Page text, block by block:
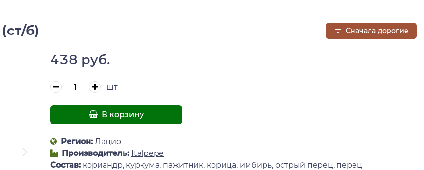
б)
438 руб.
шт
В корзину
Регион: Лацио
Производитель: Italpepe
Состав: кориандр, куркума, пажитник, корица, имбирь, острый перец, перец
Сначала дорогие